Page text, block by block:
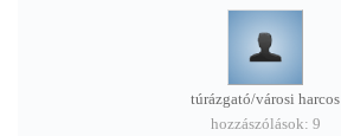
túrázgató/városi harcos
hozzászólások: 9